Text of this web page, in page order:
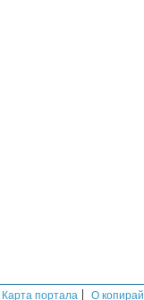
Карта портала | О